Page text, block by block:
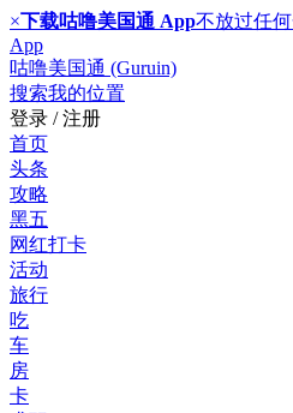
×下载咕噜美国通 App不放过任
App
咕噜美国通 (Guruin)
搜索我的位置
登录 / 注册
首页
头条
攻略
黑五
网红打卡
活动
旅行
吃
车
房
卡